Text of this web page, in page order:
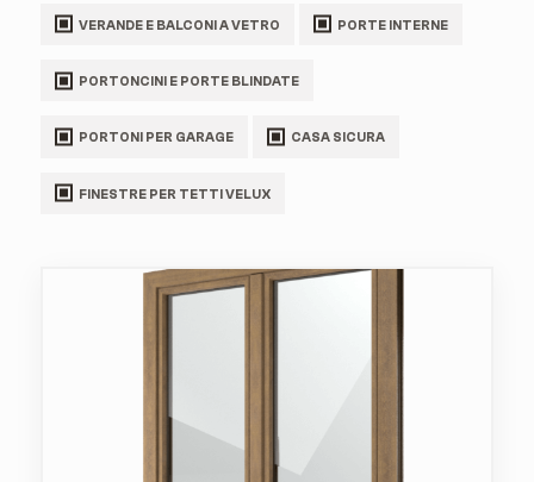
VERANDE E BALCONI A VETRO PORTE INTERNE
PORTONCINI E PORTE BLINDATE
PORTONI PER GARAGE CASA SICURA
FINESTRE PER TETTI VELUX